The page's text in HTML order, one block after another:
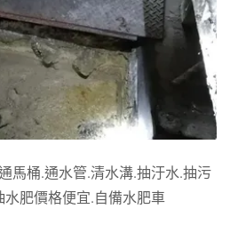
馬桶.通水管.清水溝.抽汙水.抽污
水肥價格便宜.自備水肥車